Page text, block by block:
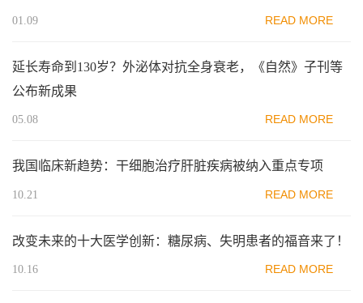
01.09 READ MORE
延长寿命到130岁？外泌体对抗全身衰老，《自然》子刊等
公布新成果
05.08 READ MORE
我国临床新趋势：干细胞治疗肝脏疾病被纳入重点专项
10.21 READ MORE
改变未来的十大医学创新：糖尿病、失明患者的福音来了！
10.16 READ MORE